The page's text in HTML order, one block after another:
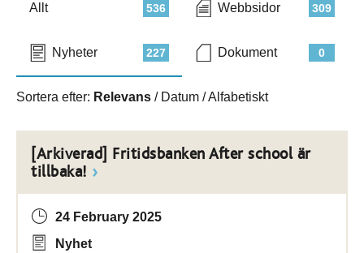
536
Allt 309
Webbsidor
227
Nyheter 0
Dokument
Sortera efter: Relevans / Datum /Alfabetiskt
[Arkiverad] Fritidsbanken After school är
tillbaka!
24 February 2025
Nyhet